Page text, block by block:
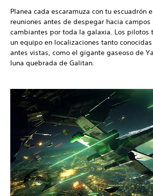
Planea cada escaramuza con tu escuadrón
reuniones antes de despegar hacia
cambiantes por toda la galaxia. Los pilotos
un equipo en localizaciones tanto
antes vistas, como el gigante gaseoso de
luna quebrada de Galitan.